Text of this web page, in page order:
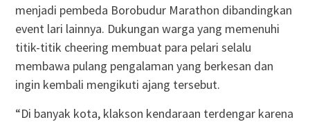
menjadi pembeda Borobudur Marathon dibandingkan
event lari lainnya. Dukungan warga yang memenuhi
titik-titik cheering membuat para pelari selalu
membawa pulang pengalaman yang berkesan dan
ingin kembali mengikuti ajang tersebut.
“Di banyak kota, klakson kendaraan terdengar karena